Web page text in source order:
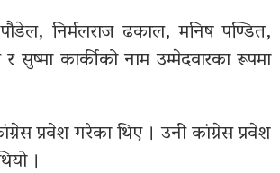
निर्मलराज ढकाल, मनिष पण्डित,
सुष्मा कार्कीको नाम उम्मेदवारका रूपमा
प्रवेश गरेका थिए । उनी कांग्रेस प्रवेश
।